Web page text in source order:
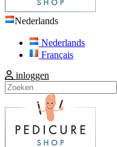
Nederlands
Nederlands
Français
inloggen